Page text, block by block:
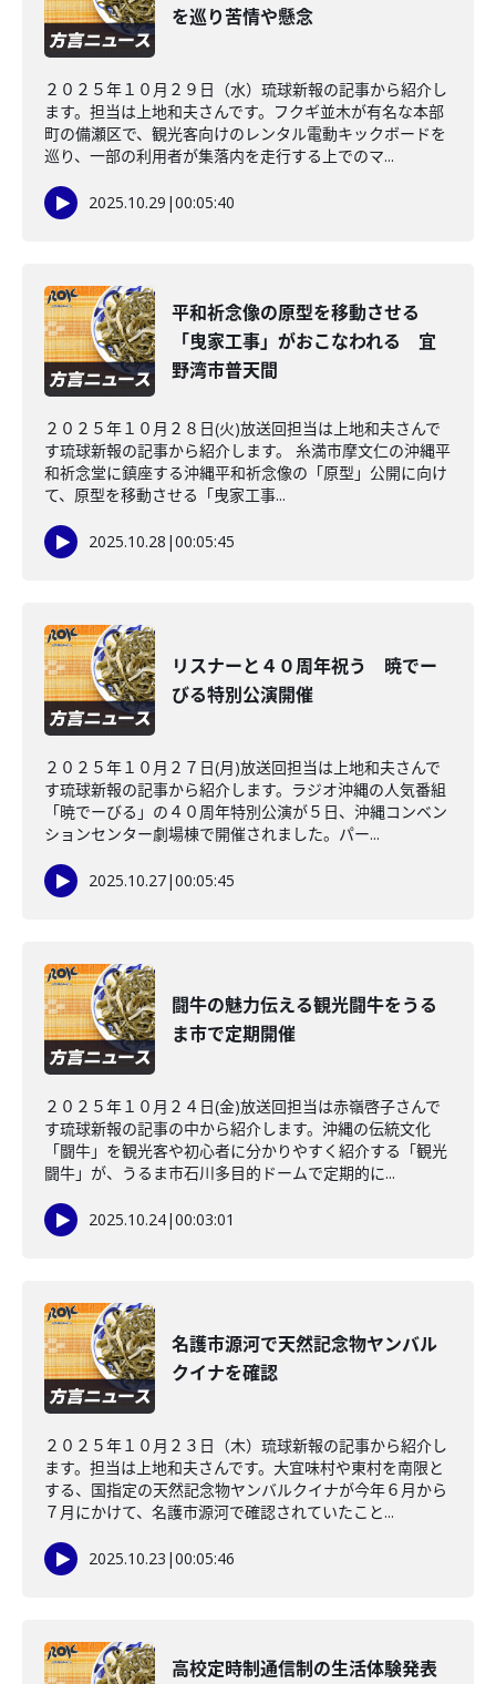
を巡り苦情や懸念
２０２５年１０月２９日（水）琉球新報の記事から紹介し
ます。担当は上地和夫さんです。フクギ並木が有名な本部
町の備瀬区で、観光客向けのレンタル電動キックボードを
巡り、一部の利用者が集落内を走行する上でのマ...
2025.10.29 |00:05:40
平和祈念像の原型を移動させる
「曳家工事」がおこなわれる 宜
野湾市普天間
２０２５年１０月２８日(火)放送回担当は上地和夫さんで
す琉球新報の記事から紹介します。 糸満市摩文仁の沖縄平
和祈念堂に鎮座する沖縄平和祈念像の「原型」公開に向け
て、原型を移動させる「曳家工事...
2025.10.28 |00:05:45
リスナーと４０周年祝う 暁でー
びる特別公演開催
２０２５年１０月２７日(月)放送回担当は上地和夫さんで
す琉球新報の記事から紹介します。ラジオ沖縄の人気番組
「暁でーびる」の４０周年特別公演が５日、沖縄コンベン
ションセンター劇場棟で開催されました。パー...
2025.10.27|00:05:45
闘牛の魅力伝える観光闘牛をうる
ま市で定期開催
２０２５年１０月２４日(金)放送回担当は赤嶺啓子さんで
す琉球新報の記事の中から紹介します。沖縄の伝統文化
「闘牛」を観光客や初心者に分かりやすく紹介する「観光
闘牛」が、うるま市石川多目的ドームで定期的に...
2025.10.24|00:03:01
名護市源河で天然記念物ヤンバル
クイナを確認
２０２５年１０月２３日（木）琉球新報の記事から紹介し
ます。担当は上地和夫さんです。大宜味村や東村を南限と
する、国指定の天然記念物ヤンバルクイナが今年６月から
７月にかけて、名護市源河で確認されていたこと...
2025.10.23 |00:05:46
高校定時制通信制の生活体験発表